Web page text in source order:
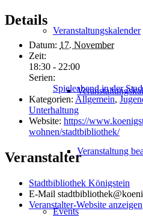
Veranstaltungskalender
Veranstaltung
Events
Details
Datum: 17. November
Zeit:
18:30 - 22:00
Serien:
Spieleabend in der
Kategorien: Allgemein,
Unterhaltung
Website: https://
wohnen/stadtbibliothek/
Veranstalter
Stadtbibliothek Königstein
E-Mail
Veranstalter-Website anzeigen